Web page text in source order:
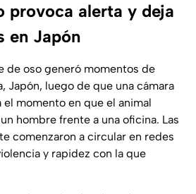
provoca alerta y deja
en Japón
de oso generó momentos de
Japón, luego de que una cámara
momento en que el animal
hombre frente a una oficina. Las
comenzaron a circular en redes
y rapidez con la que